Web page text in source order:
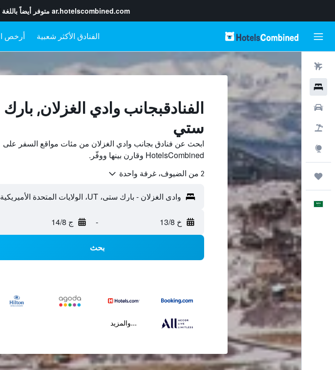
ar.hotelscombined.com متوفر أيضاً باللغة
أرخص
رحلات طيران
فنادق
سيارات
حزم العروض
استكشاف
رحلات
العَرَبِيَّة
الفنادقبجانب وادي الغزلان, بارك
ستي
ابحث عن فنادق بجانب وادي الغزلان من مئات مواقع السفر على
HotelsCombined وقارن بينها ووفّر.
2 من الضيوف، غرفة واحدة
خ 13/8 - ج 14/8
بحث
...والمزيد